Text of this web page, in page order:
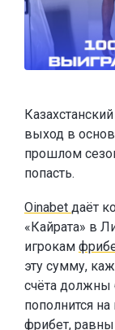
выход в
прошлом
попасть.
Oinabet даёт
«Кайрата» в
игрокам
эту сумму,
счёта должны
пополнится
фрибет,